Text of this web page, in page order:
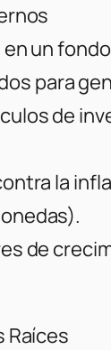
un
para
de
la
de
Raíces